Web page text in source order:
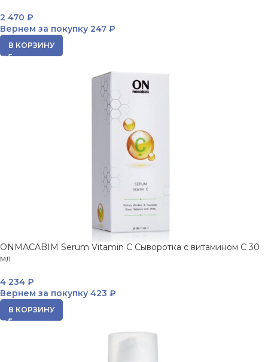
2 470 ₽
Вернем за покупку 247 ₽
В КОРЗИНУ
ONMACABIM Serum Vitamin C Сыворотка с витамином С 30
мл
4 234 ₽
Вернем за покупку 423 ₽
В КОРЗИНУ